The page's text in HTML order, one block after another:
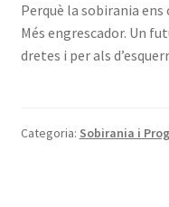
Perquè la sobirania
Més engrescador. Un
dretes i per als
Categoria: Sobirania i